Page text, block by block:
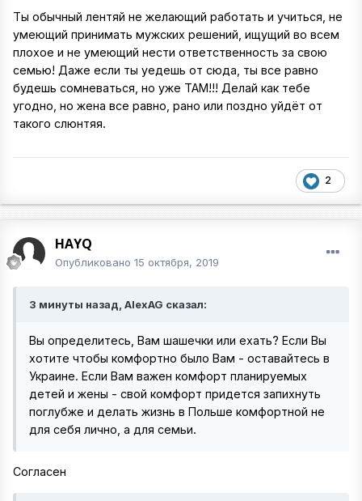
Ты обычный лентяй не желающий работать и учиться, не
умеющий принимать мужских решений, ищущий во всем
плохое и не умеющий нести ответственность за свою
семью! Даже если ты уедешь от сюда, ты все равно
будешь сомневаться, но уже ТАМ!!! Делай как тебе
угодно, но жена все равно, рано или поздно уйдёт от
такого слюнтяя.
2
HAYQ
Опубликовано 15 октября, 2019
3 минуты назад, AlexAG сказал:
Вы определитесь, Вам шашечки или ехать? Если Вы
хотите чтобы комфортно было Вам - оставайтесь в
Украине. Если Вам важен комфорт планируемых
детей и жены - свой комфорт придется запихнуть
поглубже и делать жизнь в Польше комфортной не
для себя лично, а для семьи.
Согласен